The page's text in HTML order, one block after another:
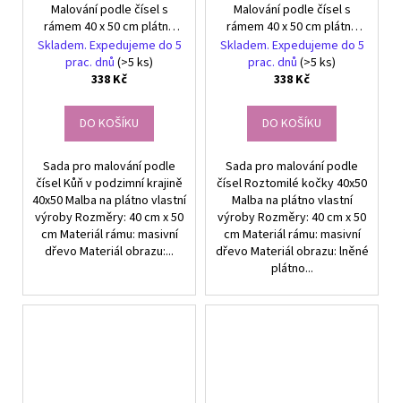
Malování podle čísel s
rámem 40 x 50 cm plátno
Kůň v podzimní krajině
Skladem. Expedujeme do 5
prac. dnů (>5 ks)
338 Kč
DO KOŠÍKU
Sada pro malování podle
čísel Kůň v podzimní krajině
40x50 Malba na plátno vlastní
výroby Rozměry: 40 cm x 50
cm Materiál rámu: masivní
dřevo Materiál obrazu:...
Malování podle čísel s
rámem 40 x 50 cm plátno
Roztomilá koťátka
Skladem. Expedujeme do 5
prac. dnů (>5 ks)
338 Kč
DO KOŠÍKU
Sada pro malování podle
čísel Roztomilé kočky 40x50
Malba na plátno vlastní
výroby Rozměry: 40 cm x 50
cm Materiál rámu: masivní
dřevo Materiál obrazu: lněné
plátno...